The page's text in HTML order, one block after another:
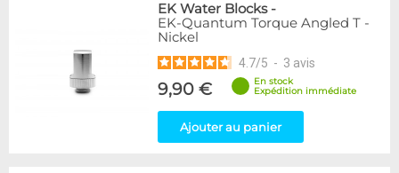
EK Water Blocks-
EK-Quantum Torque Angled T -
Nickel
4.7/5 - 3 avis
9,90 €
En stock
Expédition immédiate
Ajouter au panier